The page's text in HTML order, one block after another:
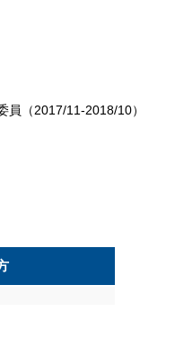
（2017/11-2018/10）